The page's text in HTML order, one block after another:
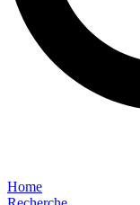
Home